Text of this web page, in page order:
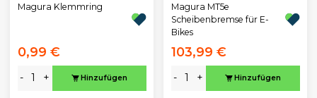
Magura Klemmring
0,99 €
- + Hinzufügen
Magura MT5e
Scheibenbremse für E-
Bikes
103,99 €
- + Hinzufügen